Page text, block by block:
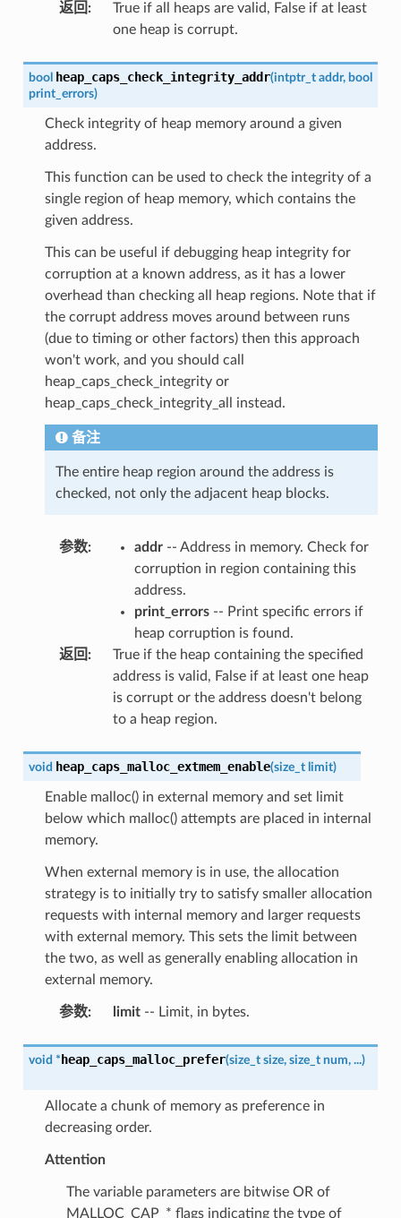
返回 :
True if all heaps are valid, False if at least
one heap is corrupt.
bool heap_caps_check_integrity_addr(intptr_t addr, bool
print_errors)
Check integrity of heap memory around a given
address.
This function can be used to check the integrity of a
single region of heap memory, which contains the
given address.
This can be useful if debugging heap integrity for
corruption at a known address, as it has a lower
overhead than checking all heap regions. Note that if
the corrupt address moves around between runs
(due to timing or other factors) then this approach
won't work, and you should call
heap_caps_check_integrity or
heap_caps_check_integrity_all instead.
备注
The entire heap region around the address is
checked, not only the adjacent heap blocks.
参数: addr-- Address in memory. Check for
corruption in region containing this
address.
print_errors-- Print specific errors if
heap corruption is found.
返回 :
True if the heap containing the specified
address is valid, False if at least one heap
is corrupt or the address doesn't belong
to a heap region.
void heap_caps_malloc_extmem_enable(size_t limit)
Enable malloc() in external memory and set limit
below which malloc() attempts are placed in internal
memory.
When external memory is in use, the allocation
strategy is to initially try to satisfy smaller allocation
requests with internal memory and larger requests
with external memory. This sets the limit between
the two, as well as generally enabling allocation in
external memory.
参数: limit-- Limit, in bytes.
void * heap_caps_malloc_prefer(size_t size, size_t num, ...)
Allocate a chunk of memory as preference in
decreasing order.
Attention
The variable parameters are bitwise OR of
MALLOC_CAP_* flags indicating the type of